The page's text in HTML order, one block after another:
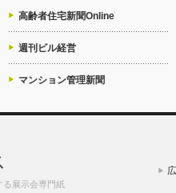
高齢者住宅新聞Online
週刊ビル経営
マンション管理新聞
る展示会専門紙